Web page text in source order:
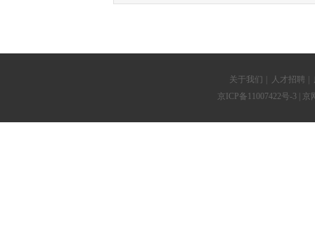
关于我们 人才招聘
京ICP备11007422号-3 |